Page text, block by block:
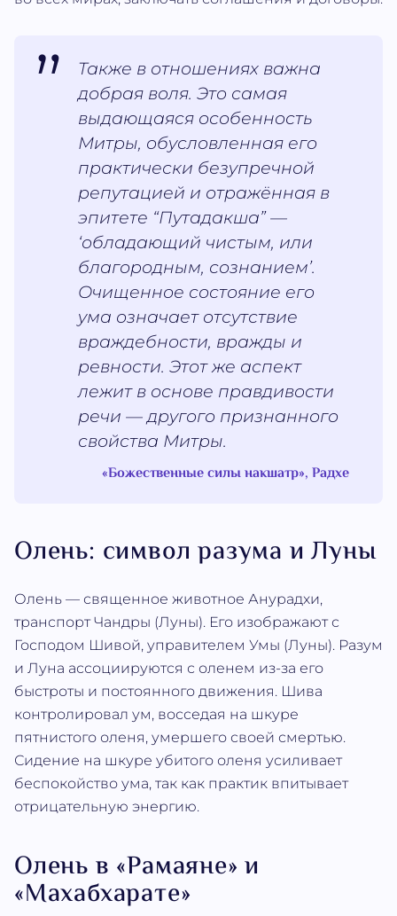
Также в отношениях важна
добрая воля. Это самая
выдающаяся особенность
Митры, обусловленная его
практически безупречной
репутацией и отражённая в
эпитете “Путадакша” —
‘обладающий чистым, или
благородным, сознанием’.
Очищенное состояние его
ума означает отсутствие
враждебности, вражды и
ревности. Этот же аспект
лежит в основе правдивости
речи — другого признанного
свойства Митры.
«Божественные силы накшатр», Радхе
Олень: символ разума и Луны
Олень — священное животное Анурадхи,
транспорт Чандры (Луны). Его изображают с
Господом Шивой, управителем Умы (Луны). Разум
и Луна ассоциируются с оленем из-за его
быстроты и постоянного движения. Шива
контролировал ум, восседая на шкуре
пятнистого оленя, умершего своей смертью.
Сидение на шкуре убитого оленя усиливает
беспокойство ума, так как практик впитывает
отрицательную энергию.
Олень в «Рамаяне» и
«Махабхарате»